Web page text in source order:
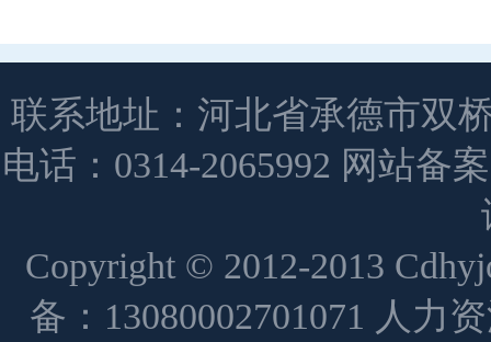
联系地址：河北省承德市双
电话：0314-2065992 网站备
Copyright © 2012-2013
备：13080002701071 人力